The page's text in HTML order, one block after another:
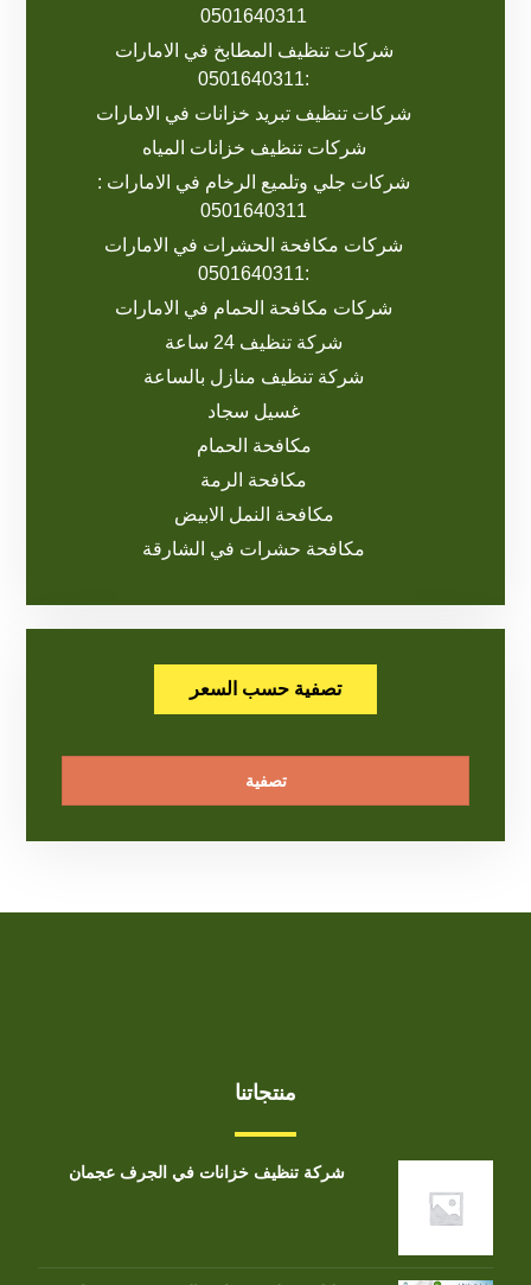
0501640311
شركات تنظيف المطابخ في الامارات
:0501640311
شركات تنظيف تبريد خزانات في الامارات
شركات تنظيف خزانات المياه
شركات جلي وتلميع الرخام في الامارات :
0501640311
شركات مكافحة الحشرات في الامارات
:0501640311
شركات مكافحة الحمام في الامارات
شركة تنظيف 24 ساعة
شركة تنظيف منازل بالساعة
غسيل سجاد
مكافحة الحمام
مكافحة الرمة
مكافحة النمل الابيض
مكافحة حشرات في الشارقة
تصفية حسب السعر
تصفية
منتجاتنا
شركة تنظيف خزانات في الجرف عجمان